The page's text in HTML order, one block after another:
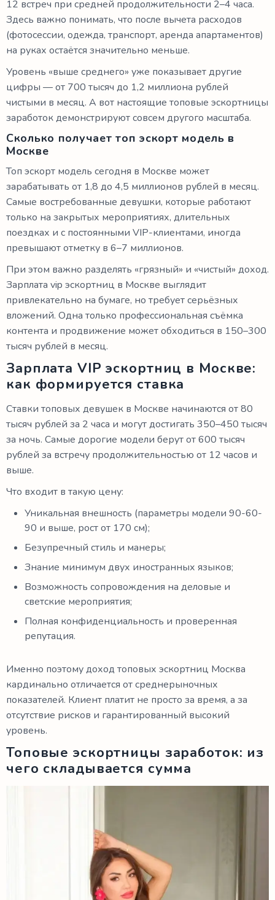
12 встреч при средней продолжительности 2–4 часа.
Здесь важно понимать, что после вычета расходов
(фотосессии, одежда, транспорт, аренда апартаментов)
на руках остаётся значительно меньше.
Уровень «выше среднего» уже показывает другие
цифры — от 700 тысяч до 1,2 миллиона рублей
чистыми в месяц. А вот настоящие топовые эскортницы
заработок демонстрируют совсем другого масштаба.
Сколько получает топ эскорт модель в
Москве
Топ эскорт модель сегодня в Москве может
зарабатывать от 1,8 до 4,5 миллионов рублей в месяц.
Самые востребованные девушки, которые работают
только на закрытых мероприятиях, длительных
поездках и с постоянными VIP-клиентами, иногда
превышают отметку в 6–7 миллионов.
При этом важно разделять «грязный» и «чистый» доход.
Зарплата vip эскортниц в Москве выглядит
привлекательно на бумаге, но требует серьёзных
вложений. Одна только профессиональная съёмка
контента и продвижение может обходиться в 150–300
тысяч рублей в месяц.
Зарплата VIP эскортниц в Москве:
как формируется ставка
Ставки топовых девушек в Москве начинаются от 80
тысяч рублей за 2 часа и могут достигать 350–450 тысяч
за ночь. Самые дорогие модели берут от 600 тысяч
рублей за встречу продолжительностью от 12 часов и
выше.
Что входит в такую цену:
Уникальная внешность (параметры модели 90-60-
90 и выше, рост от 170 см);
Безупречный стиль и манеры;
Знание минимум двух иностранных языков;
Возможность сопровождения на деловые и
светские мероприятия;
Полная конфиденциальность и проверенная
репутация.
Именно поэтому доход топовых эскортниц Москва
кардинально отличается от среднерыночных
показателей. Клиент платит не просто за время, а за
отсутствие рисков и гарантированный высокий
уровень.
Топовые эскортницы заработок: из
чего складывается сумма